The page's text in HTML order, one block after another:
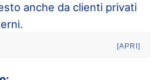
anche da clienti privati
[APRI]